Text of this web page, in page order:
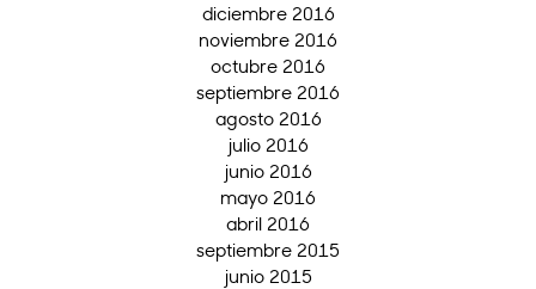
diciembre 2016
noviembre 2016
octubre 2016
septiembre 2016
agosto 2016
julio 2016
junio 2016
mayo 2016
abril 2016
septiembre 2015
junio 2015